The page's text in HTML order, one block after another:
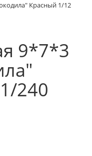
Красный 1/12
9*7*3
240